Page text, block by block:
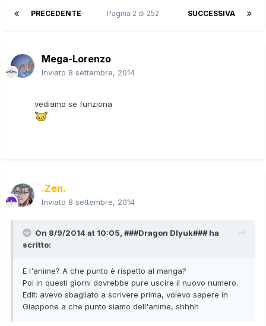
PRECEDENTE SUCCESSIVA
Pagina 2 di 252
Mega-Lorenzo
Inviato 8 settembre, 2014
vediamo se funziona
.Zen.
Inviato 8 settembre, 2014
On 8/9/2014 at 10:05, ###Dragon Dlyuk### ha
scritto:
E l'anime? A che punto è rispetto al manga?
Poi in questi giorni dovrebbe pure uscire il nuovo numero.
Edit: avevo sbagliato a scrivere prima, volevo sapere in
Giappone a che punto siamo dell'anime, shhhh